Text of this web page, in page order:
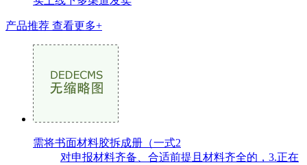
产品推荐 查看更多+
需将书面材料胶拆成册（一式2
对申报材料齐备、合适前提且材料齐全的，3.正在